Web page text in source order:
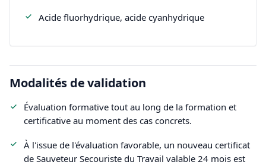
Acide fluorhydrique, acide cyanhydrique
Modalités de validation
Évaluation formative tout au long de la formation et
certificative au moment des cas concrets.
À l'issue de l'évaluation favorable, un nouveau certificat
de Sauveteur Secouriste du Travail valable 24 mois est